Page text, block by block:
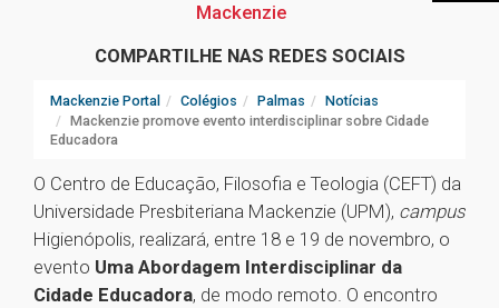
Mackenzie
COMPARTILHE NAS REDES SOCIAIS
Mackenzie Portal Colégios Palmas
Notícias
Mackenzie promove evento interdisciplinar sobre Cidade
Educadora
O Centro de Educação, Filosofia e Teologia (CEFT) da
Universidade Presbiteriana Mackenzie (UPM), campus
Higienópolis, realizará, entre 18 e 19 de novembro, o
evento Uma Abordagem Interdisciplinar da
Cidade Educadora, de modo remoto. O encontro